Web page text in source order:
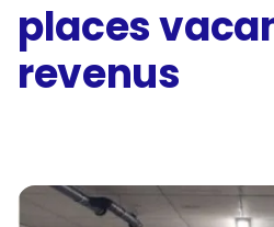
places
revenus